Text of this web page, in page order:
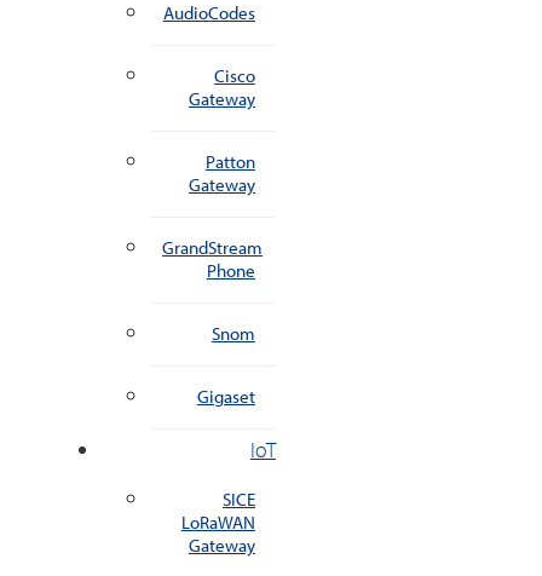
AudioCodes
Cisco
Gateway
Patton
Gateway
GrandStream
Phone
Snom
Gigaset
IoT
SICE
LoRaWAN
Gateway